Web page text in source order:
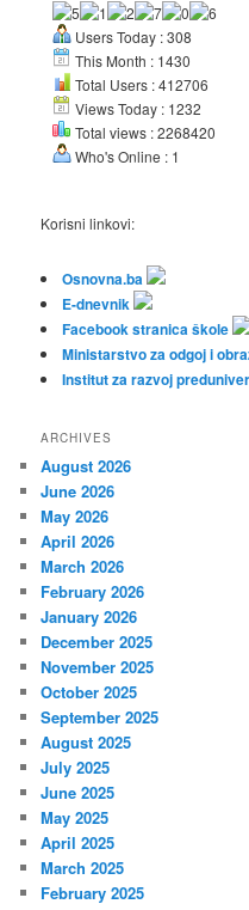
Users Today : 308
This Month : 1430
Total Users : 412706
Views Today : 1232
Total views : 2268420
Who's Online : 1
Korisni linkovi:
Osnovna.ba
E-dnevnik
Facebook stranica škole
Ministarstvo za odgoj i
Institut za razvoj
ARCHIVES
August 2026
June 2026
May 2026
April 2026
March 2026
February 2026
January 2026
December 2025
November 2025
October 2025
September 2025
August 2025
July 2025
June 2025
May 2025
April 2025
March 2025
February 2025